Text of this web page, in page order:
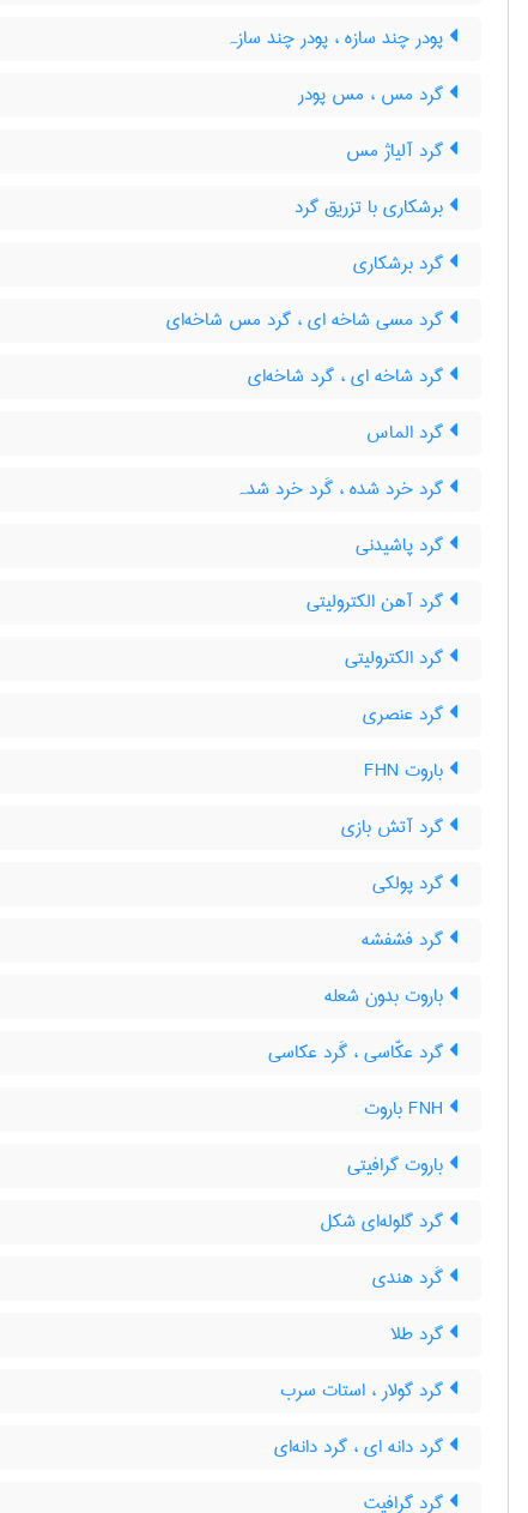
پودر چند سازه ، پودر چند سازہ
گرد مس ، مس پودر
گرد آلیاژ مس
برشکاری با تزریق گرد
گرد برشکاری
گرد مسی شاخه ای ، گرد مس شاخه‌ای
گرد شاخه ای ، گرد شاخه‌ای
گرد الماس
گرد خرد شده ، گَرد خرد شدہ
گرد پاشیدنی
گرد آهن الکترولیتی
گرد الکترولیتی
گرد عنصری
باروت FHN
گرد آتش بازی
گرد پولکی
گرد فشفشه
باروت بدون شعله
گرد عکّاسی ، گَرد عکاسی
باروت گرافیتی
گرد گلوله‌ای شکل
گَرد هندی
گرد طلا
گرد گولار ، استات سرب
گرد دانه ای ، گرد دانه‌ای
گرد گرافیت